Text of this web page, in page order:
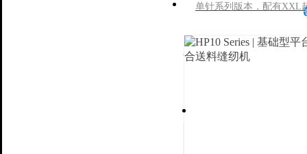
联系我们
单针系列版本，配有XXL